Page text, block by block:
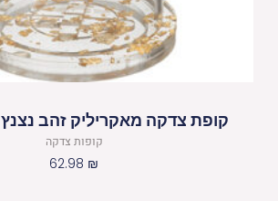
קופת צדקה מאקריליק זהב נצנץ 16X10 ס"מ
קופות צדקה
62.98 ₪